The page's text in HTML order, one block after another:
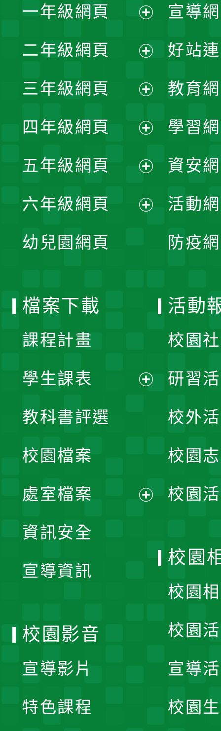
一年級網頁
開
選
單
二年級網頁
開
選
單
三年級網頁
開
選
單
四年級網頁
開
選
五年級網頁
開
六年級網頁
幼兒園網頁
宣導
好站
教育
學習
資安
活動
防疫
檔案下載
課程計畫
學生課表
單
教科書評選
校園檔案
處室檔案
資訊安全
宣導資訊
活動
校園
研習
校外
校園
校園
校園
校園
校園
宣導
校園
校園影音
宣導影片
特色課程